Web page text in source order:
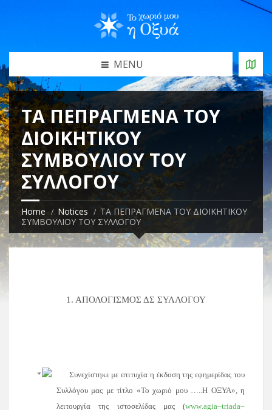
MENU
ΤΑ ΠΕΠΡΑΓΜΕΝΑ ΤΟΥ
ΔΙΟΙΚΗΤΙΚΟΥ
ΣΥΜΒΟΥΛΙΟΥ ΤΟΥ
ΣΥΛΛΟΓΟΥ
Home Notices
ΤΑ ΠΕΠΡΑΓΜΕΝΑ ΤΟΥ ΔΙΟΙΚΗΤΙΚΟΥ
ΣΥΜΒΟΥΛΙΟΥ ΤΟΥ ΣΥΛΛΟΓΟΥ
1. ΑΠΟΛΟΓΙΣΜΟΣ ΔΣ ΣΥΛΛΟΓΟΥ
Συνεχίστηκε με επιτυχία η έκδοση της εφημερίδας του
Συλλόγου μας με τίτλο «Το χωριό μου …..Η ΟΞΥΑ»,η
λειτουργία της ιστοσελίδας μας (www.agia–triada–